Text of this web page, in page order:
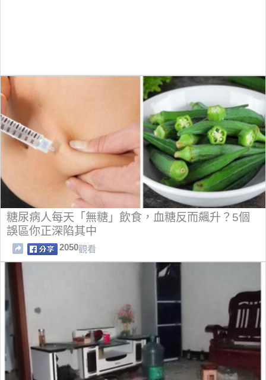
糖尿病人每天「無糖」飲食，血糖反而飆升？5個
誤區你正深陷其中
2050觀看